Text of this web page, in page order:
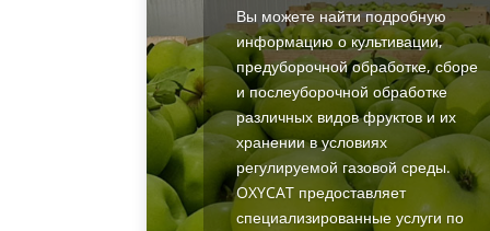
Вы можете найти подробную
информацию о культивации,
предуборочной обработке, сборе
и послеуборочной обработке
различных видов фруктов и их
хранении в условиях
регулируемой газовой среды.
OXYCAT предоставляет
специализированные услуги по